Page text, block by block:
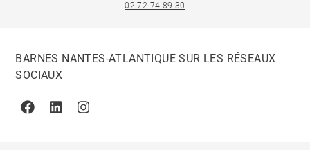
02 72 74 89 30
BARNES NANTES-ATLANTIQUE SUR LES RÉSEAUX
SOCIAUX
FacebookLinkedinInstagram